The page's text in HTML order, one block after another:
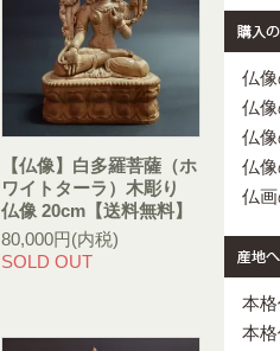
【仏像】白多羅菩薩（ホ
ワイトターラ）木彫り
仏像 20cm【送料無料】
80,000円(内税)
SOLD OUT
仏
仏
仏
仏
仏
本格
本格